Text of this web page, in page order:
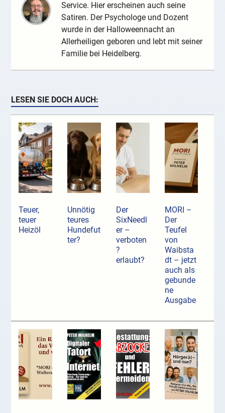
Service. Hier erscheinen auch seine
Satiren. Der Psychologe und Dozent
wurde in der Halloweennacht an
Allerheiligen geboren und lebt mit seiner
Familie bei Heidelberg.
LESEN SIE DOCH AUCH:
Teuer,
teuer
Heizöl
Unnötig
teures
Hundefut
ter?
Der
SixNeedl
er –
verboten
?
erlaubt?
MORI –
Der
Teufel
von
Waibsta
dt – jetzt
auch als
gebunde
ne
Ausgabe